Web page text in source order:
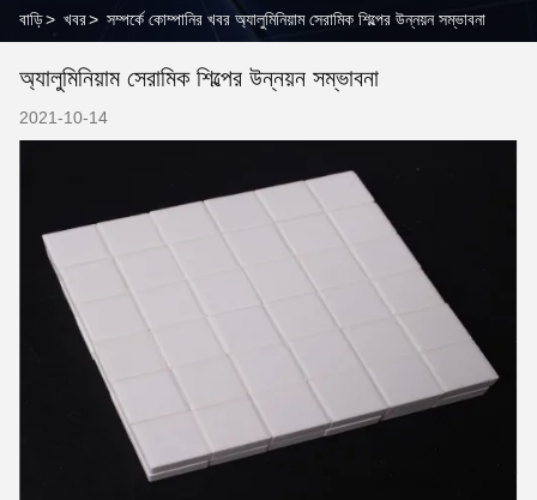
বাড়ি> খবর> সম্পর্কে কোম্পানির খবর অ্যালুমিনিয়াম সেরামিক শিল্পের উন্নয়ন সম্ভাবনা
অ্যালুমিনিয়াম সেরামিক শিল্পের উন্নয়ন সম্ভাবনা
2021-10-14